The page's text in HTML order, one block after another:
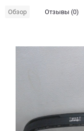
Обзор Отзывы (0)